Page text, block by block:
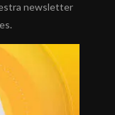
newsletter